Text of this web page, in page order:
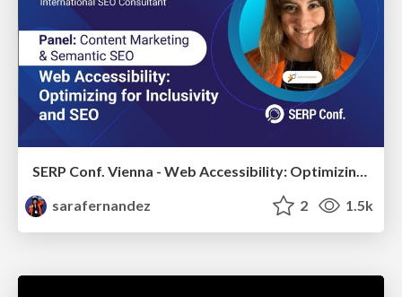
SERP Conf. Vienna - Web Accessibility: Optimizing for Inclusivity and SEO
sarafernandez
2 1.5k